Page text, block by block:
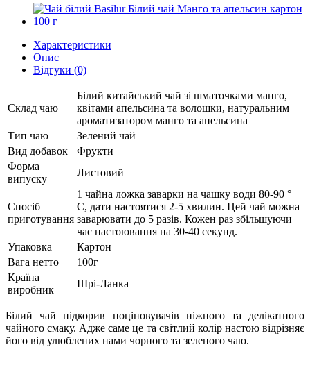
Характеристики
Опис
Відгуки (0)
Склад чаю
Білий китайський чай зі шматочками манго,
квітами апельсина та волошки, натуральним
ароматизатором манго та апельсина
Тип чаю
Зелений чай
Вид добавок
Фрукти
Форма
випуску
Листовий
Спосіб
приготування
1 чайна ложка заварки на чашку води 80-90 °
C, дати настоятися 2-5 хвилин. Цей чай можна
заварювати до 5 разів. Кожен раз збільшуючи
час настоювання на 30-40 секунд.
Упаковка
Картон
Вага нетто
100г
Країна
виробник
Шрі-Ланка
Білий чай підкорив поціновувачів ніжного та делікатного
чайного смаку. Адже саме це та світлий колір настою відрізняє
його від улюблених нами чорного та зеленого чаю.